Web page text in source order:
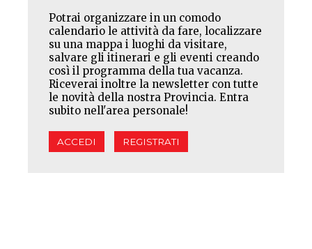
Potrai organizzare in un comodo
calendario le attività da fare, localizzare
su una mappa i luoghi da visitare,
salvare gli itinerari e gli eventi creando
così il programma della tua vacanza.
Riceverai inoltre la newsletter con tutte
le novità della nostra Provincia. Entra
subito nell'area personale!
ACCEDI REGISTRATI